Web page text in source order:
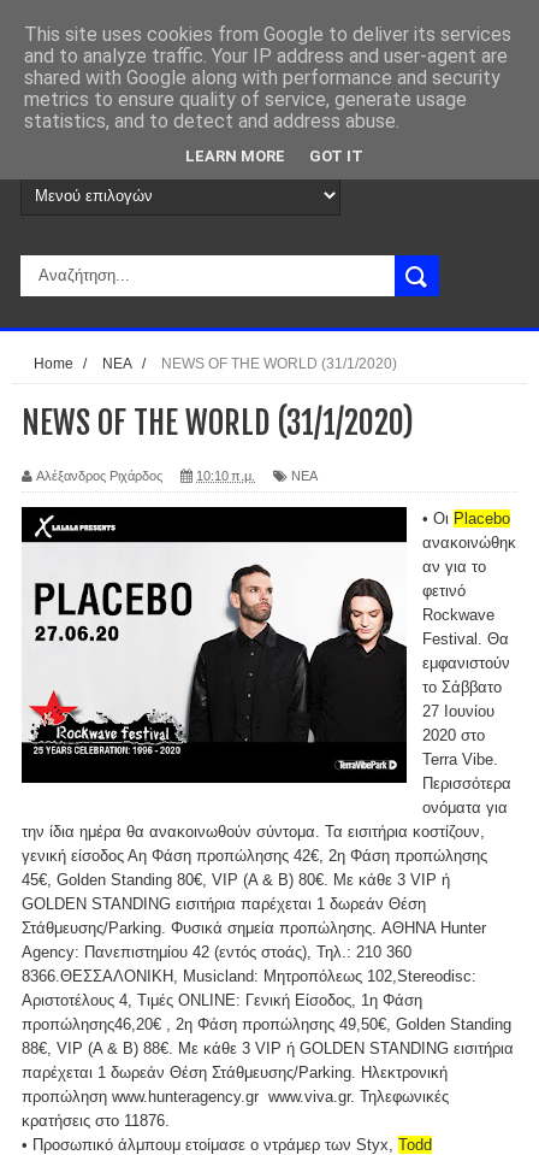
Home / ΝΕΑ / NEWS OF THE WORLD (31/1/2020)
NEWS OF THE WORLD (31/1/2020)
Αλέξανδρος Ριχάρδος 10:10 π.μ. ΝΕΑ
• Οι Placebo
ανακοινώθηκ
αν για το
φετινό
Rockwave
Festival. Θα
εμφανιστούν
το Σάββατο
27 Ιουνίου
2020 στο
Terra Vibe.
Περισσότερα
ονόματα για
την ίδια ημέρα θα ανακοινωθούν σύντομα. Τα εισιτήρια κοστίζουν,
γενική είσοδος Αη Φάση προπώλησης 42€, 2η Φάση προπώλησης
45€, Golden Standing 80€, VIP (A & B) 80€. Με κάθε 3 VIP ή
GOLDEN STANDING εισιτήρια παρέχεται 1 δωρεάν Θέση
Στάθμευσης/Parking. Φυσικά σημεία προπώλησης. AΘΗΝΑ Hunter
Agency: Πανεπιστημίου 42 (εντός στοάς), Τηλ.: 210 360
8366.ΘΕΣΣΑΛΟΝΙΚΗ, Μusicland: Μητροπόλεως 102,Stereodisc:
Αριστοτέλους 4, Τιμές ONLINE: Γενική Είσοδος, 1η Φάση
προπώλησης46,20€ , 2η Φάση προπώλησης 49,50€, Golden Standing
88€, VIP (A & B) 88€. Με κάθε 3 VIP ή GOLDEN STANDING εισιτήρια
παρέχεται 1 δωρεάν Θέση Στάθμευσης/Parking. Ηλεκτρονική
προπώληση www.hunteragency.gr www.viva.gr. Τηλεφωνικές
κρατήσεις στο 11876.
• Προσωπικό άλμπουμ ετοίμασε ο ντράμερ των Styx, Todd
This site uses cookies from Google to deliver its services
and to analyze traffic. Your IP address and user-agent are
shared with Google along with performance and security
metrics to ensure quality of service, generate usage
statistics, and to detect and address abuse.
LEARN MORE GOT IT